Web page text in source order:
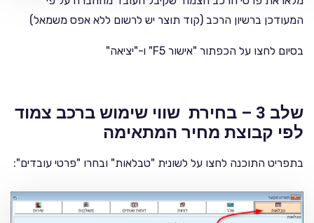
המעודכן ברשיון הרכב (קוד תוצר יש לרשום ללא אפס משמאל)
בסיום לחצו על הכפתור "אישור F5" ו-"יציאה"
שלב 3 – בחירת שווי שימוש ברכב צמוד
לפי קבוצת מחיר המתאימה
בתפריט התוכנה לחצו על לשונית "טבלאות" ובחרו "פרטי עובדים":